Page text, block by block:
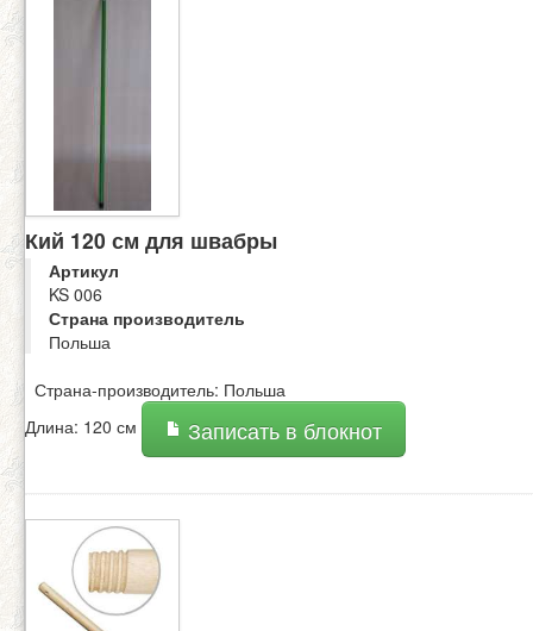
Кий 120 см для швабры
Артикул
KS 006
Страна производитель
Польша
Страна-производитель: Польша
Длина: 120 см
Записать в блокнот